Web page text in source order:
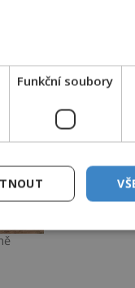
Funkční soubory